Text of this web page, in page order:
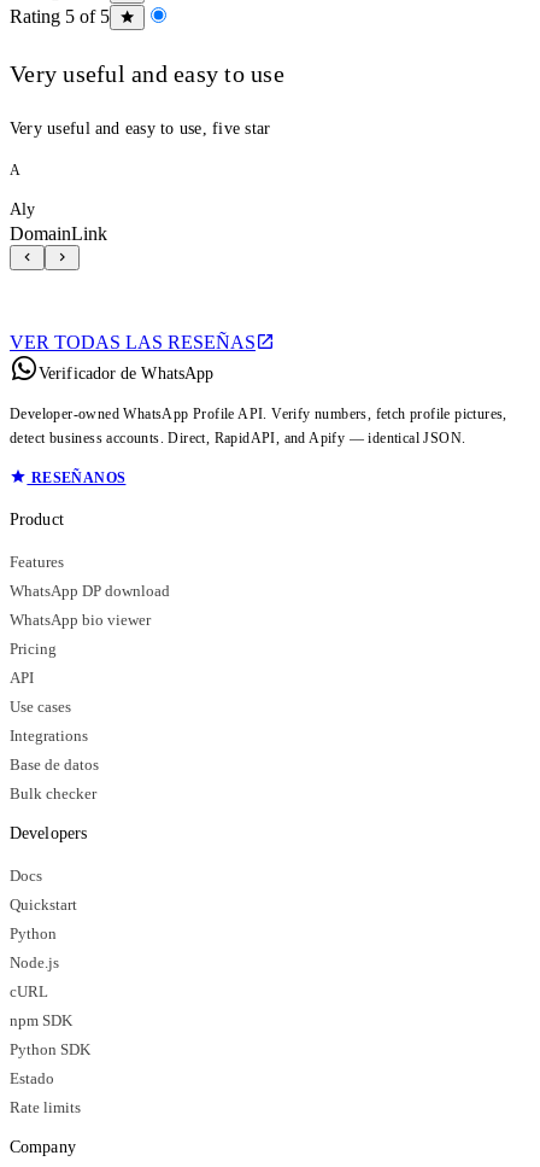
Rating 5 of 5
Very useful and easy to use
Very useful and easy to use, five star
A
Aly
DomainLink
VER TODAS LAS RESEÑAS
Verificador de WhatsApp
Developer-owned WhatsApp Profile API. Verify numbers, fetch profile pictures,
detect business accounts. Direct, RapidAPI, and Apify — identical JSON.
RESEÑANOS
Product
Features
WhatsApp DP download
WhatsApp bio viewer
Pricing
API
Use cases
Integrations
Base de datos
Bulk checker
Developers
Docs
Quickstart
Python
Node.js
cURL
npm SDK
Python SDK
Estado
Rate limits
Company